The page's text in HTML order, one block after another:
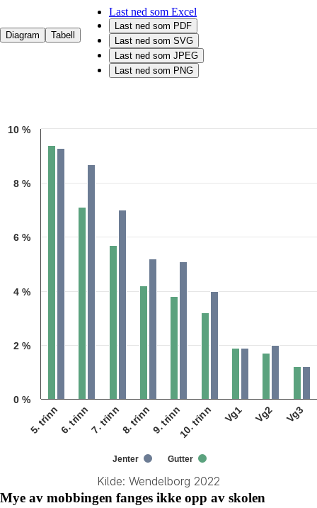
Diagram Tabell
Last ned som Excel
Last ned som PDF
Last ned som SVG
Last ned som JPEG
Last ned som PNG
Kilde: Wendelborg 2022
The chart has 1 X axis displaying categories.
The chart has 1 Y axis displaying 1. Data ranges from 1.2 to 9.4.
Kilde: Wendelborg 2022
5. trinn6. trinn7. trinn8. trinn9. trinn10. trinn Vg1 Vg2 Vg3
0 %
2 %
4 %
6 %
8 %
10 %
Gutter
Jenter
End of interactive chart.
Mye av mobbingen fanges ikke opp av skolen